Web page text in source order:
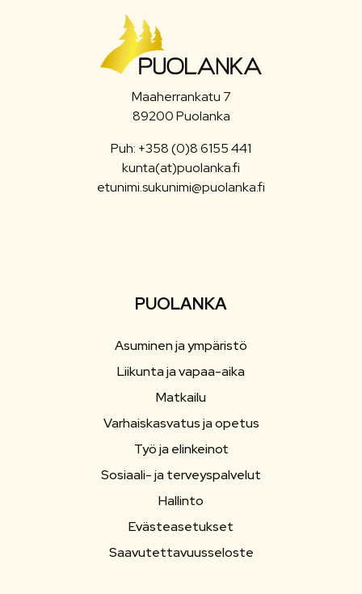
Maaherrankatu 7
89200 Puolanka
Puh: +358 (0)8 6155 441
kunta(at)puolanka.fi
etunimi.sukunimi@puolanka.fi
PUOLANKA
Asuminen ja ympäristö
Liikunta ja vapaa-aika
Matkailu
Varhaiskasvatus ja opetus
Työ ja elinkeinot
Sosiaali- ja terveyspalvelut
Hallinto
Evästeasetukset
Saavutettavuusseloste